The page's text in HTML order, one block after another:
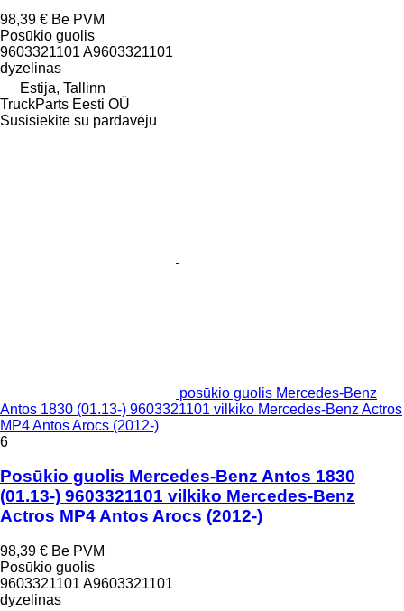
98,39 € Be PVM
Posūkio guolis
9603321101 A9603321101
dyzelinas
Estija, Tallinn
TruckParts Eesti OÜ
Susisiekite su pardavėju
posūkio guolis Mercedes-Benz
Antos 1830 (01.13-) 9603321101 vilkiko Mercedes-Benz Actros
MP4 Antos Arocs (2012-)
6
Posūkio guolis Mercedes-Benz Antos 1830
(01.13-) 9603321101 vilkiko Mercedes-Benz
Actros MP4 Antos Arocs (2012-)
98,39 € Be PVM
Posūkio guolis
9603321101 A9603321101
dyzelinas